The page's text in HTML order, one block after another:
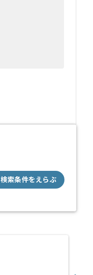
検索条件をえらぶ